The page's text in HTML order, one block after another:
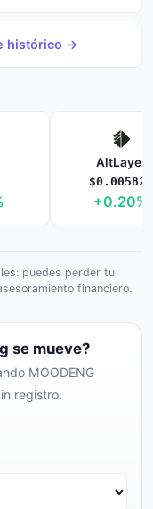
histórico →
AltLayer
$0.005824
+0.20%
puedes perder tu
financiero.
se mueve?
MOODENG
registro.